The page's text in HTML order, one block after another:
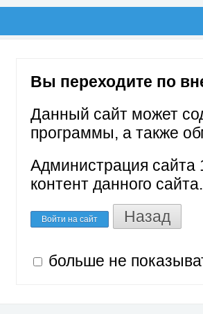
Вы переходите по
Данный сайт может
программы, а также
Администрация сайта
контент данного сайта.
Войти на сайт Назад
больше не